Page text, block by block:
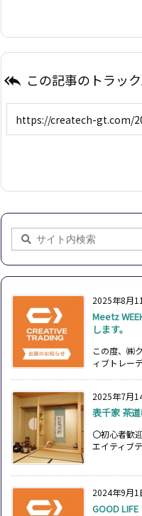
 この記事のトラッ
2025年8月
Meetz
します。
この度、㈱
ィブトレー
2025年7月
表千家 茶
〇初心者歓
エイティブ
2024年9月1
GOOD